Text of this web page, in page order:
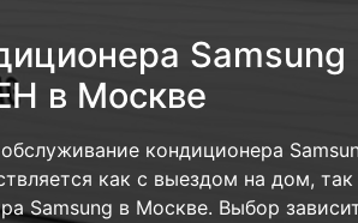
Samsung
в Москве
кондиционера
как с выездом на дом, так
Samsung в Москве. Выбор